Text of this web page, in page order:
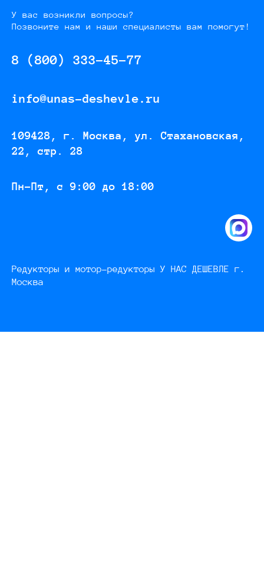
У вас возникли вопросы?
Позвоните нам и наши специалисты вам помогут!
8 (800) 333-45-77
info@unas-deshevle.ru
109428, г. Москва, ул. Стахановская,
22, стр. 28
Пн-Пт, с 9:00 до 18:00
Редукторы и мотор-редукторы У НАС ДЕШЕВЛЕ г.
Москва